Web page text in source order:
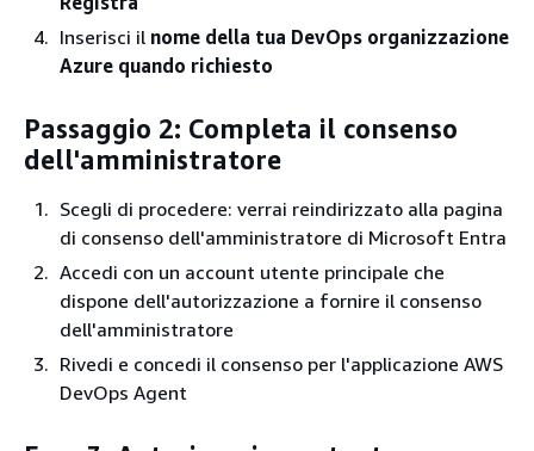
Inserisci il nome della tua DevOps organizzazione
Azure quando richiesto
Passaggio 2: Completa il consenso
dell'amministratore
Scegli di procedere: verrai reindirizzato alla pagina
di consenso dell'amministratore di Microsoft Entra
Accedi con un account utente principale che
dispone dell'autorizzazione a fornire il consenso
dell'amministratore
Rivedi e concedi il consenso per l'applicazione AWS
DevOps Agent